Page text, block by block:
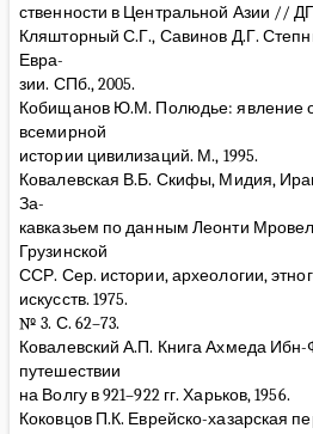
ственности в Центральной Азии // ДГ.
Кляшторный С.Г., Савинов Д.Г.
Евра-
зии. СПб., 2005.
Кобищанов Ю.М. Полюдье: явление
всемирной
истории цивилизаций. М., 1995.
Ковалевская В.Б. Скифы, Мидия,
За-
кавказьем по данным Леонти
Грузинской
ССР. Сер. истории, археологии,
искусств. 1975.
№ 3. С. 62–73.
Ковалевский А.П. Книга Ахмеда
путешествии
на Волгу в 921–922 гг. Харьков, 1956.
Коковцов П.К. Еврейско-хазарская